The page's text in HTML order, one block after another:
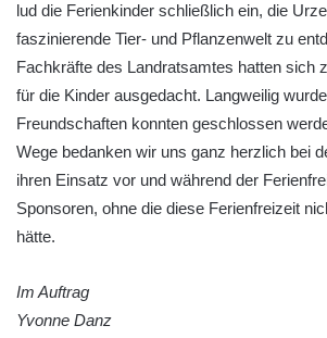
lud die Ferienkinder schließlich ein, die
faszinierende Tier- und Pflanzenwelt zu
Fachkräfte des Landratsamtes hatten sich
für die Kinder ausgedacht. Langweilig
Freundschaften konnten geschlossen
Wege bedanken wir uns ganz herzlich bei
ihren Einsatz vor und während der
Sponsoren, ohne die diese Ferienfreizeit
hätte.
Im Auftrag
Yvonne Danz